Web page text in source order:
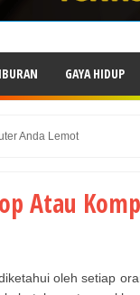
GAYA HIDUP
Anda Lemot
Atau
oleh setiap